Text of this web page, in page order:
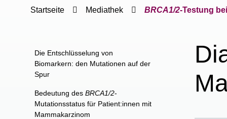
Startseite Mediathek BRCA1/2-Testung
Die Entschlüsselung von
Biomarkern: den Mutationen auf der
Spur
Bedeutung des BRCA1/2-
Mutationsstatus für Patient:innen mit
Mammakarzinom